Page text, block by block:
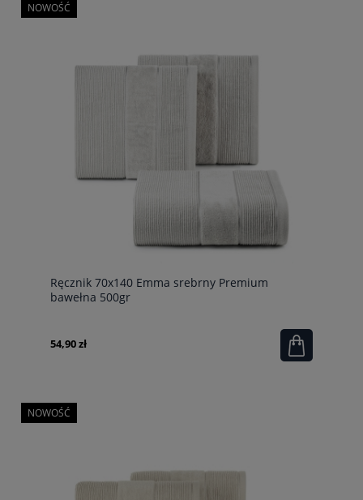
Ręcznik 70x140 Emma srebrny Premium
bawełna 500gr
54,90 zł
NOWOŚĆ
NOWOŚĆ